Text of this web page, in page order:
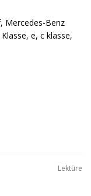
Mercedes-Benz
e, c klasse,
Lektüre